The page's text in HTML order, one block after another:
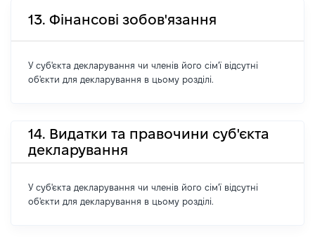
13. Фінансові зобов'язання
У суб'єкта декларування чи членів його сім'ї відсутні
об'єкти для декларування в цьому розділі.
14. Видатки та правочини суб'єкта
декларування
У суб'єкта декларування чи членів його сім'ї відсутні
об'єкти для декларування в цьому розділі.